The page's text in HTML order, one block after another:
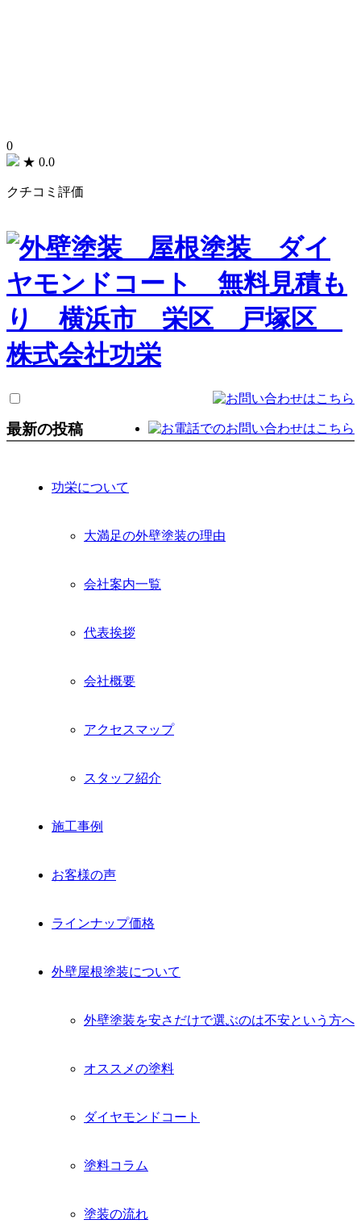
0
★ 0.0
クチコミ評価
功栄について
大満足の外壁塗装の理由
会社案内一覧
代表挨拶
会社概要
アクセスマップ
スタッフ紹介
施工事例
お客様の声
ラインナップ価格
外壁屋根塗装について
外壁塗装を安さだけで選ぶのは不安という方へ
オススメの塗料
ダイヤモンドコート
塗料コラム
塗装の流れ
最新の投稿